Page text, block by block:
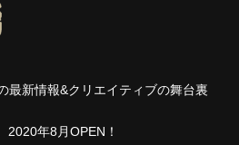
最新情報&クリエイティブの舞台裏
2020年8月OPEN ！